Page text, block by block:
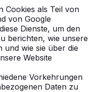
Cookies als Teil von
von Google
Dienste, um den
berichten, wie unsere
und wie sie über die
Website
Vorkehrungen
Daten zu